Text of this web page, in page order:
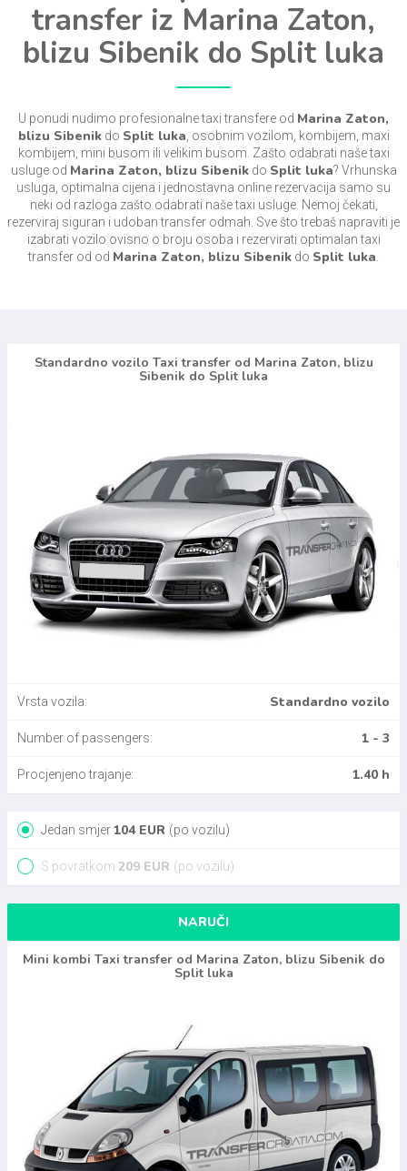
transfer iz Marina Zaton,
blizu Sibenik do Split luka
U ponudi nudimo profesionalne taxi transfere od Marina Zaton,
blizu Sibenikdo Split luka , osobnim vozilom, kombijem, maxi
kombijem, mini busom ili velikim busom. Zašto odabrati naše taxi
usluge od Marina Zaton, blizu Sibenikdo Split luka? Vrhunska
usluga, optimalna cijena i jednostavna online rezervacija samo su
neki od razloga zašto odabrati naše taxi usluge. Nemoj čekati,
rezerviraj siguran i udoban transfer odmah. Sve što trebaš napraviti je
izabrati vozilo ovisno o broju osoba i rezervirati optimalan taxi
transfer od od Marina Zaton, blizu Sibenik do Split luka
Standardno vozilo Taxi transfer od Marina Zaton, blizu
Sibenik do Split luka
Vrsta vozila: Standardno vozilo
Number of passengers: 1 - 3
Procjenjeno trajanje: 1.40 h
Jedan smjer104EUR (po vozilu)
S povratkom 209 EUR (po vozilu)
NARUČI
Mini kombi Taxi transfer od Marina Zaton, blizu Sibenik do
Split luka